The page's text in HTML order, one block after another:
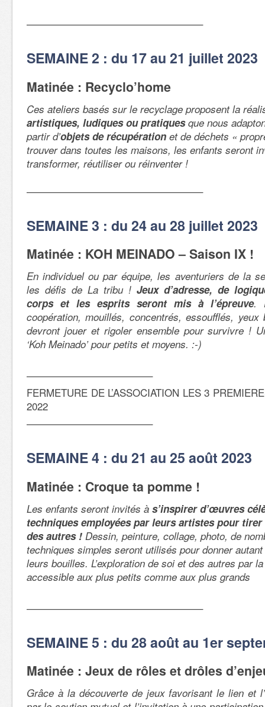
—————————————————–
SEMAINE 2 : du 17 au 21 juillet 2023
Matinée : Recyclo’home
Ces ateliers basés sur le recyclage proposent la
artistiques, ludiques ou pratiquesque nous
partir d’objets de récupération et de déchets «
trouver dans toutes les maisons, les enfants seront
transformer, réutiliser ou réinventer !
—————————————————–
SEMAINE 3 : du 24 au 28 juillet 2023
Matinée : KOH MEINADO – Saison IX !
En individuel ou par équipe, les aventuriers de la
les défis de La tribu ! Jeux d’adresse, de
corps et les esprits seront mis à l’épreuve.
coopération, mouillés, concentrés, essoufflés,
devront jouer et rigoler ensemble pour survivre !
‘Koh Meinado’ pour petits et moyens. :-)
————————————–
FERMETURE DE L’ASSOCIATION LES 3
2022
————————————–
SEMAINE 4 : du 21 au 25 août 2023
Matinée : Croque ta pomme !
Les enfants seront invités à s’inspirer d’œuvres
techniques employées par leurs artistes pour
des autres ! Dessin, peinture, collage, photo, de
techniques simples seront utilisés pour donner
leurs bouilles. L’exploration de soi et des autres par
accessible aux plus petits comme aux plus grands
—————————————————–
SEMAINE 5 : du 28 août au 1er
Matinée : Jeux de rôles et drôles
Grâce à la découverte de jeux favorisant le lien et